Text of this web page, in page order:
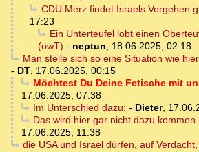
CDU Merz findet Israels Vorgehen
17:23
Ein Unterteufel lobt einen
(owT) - neptun, 18.06.2025, 02:18
Man stelle sich so eine Situation wie
- DT, 17.06.2025, 00:15
Möchtest Du Deine Fetische mit
17.06.2025, 07:38
Im Unterschied dazu: - Dieter,
Das wird hier gar nicht dazu kommen
17.06.2025, 11:38
die USA und Israel dürfen, auf